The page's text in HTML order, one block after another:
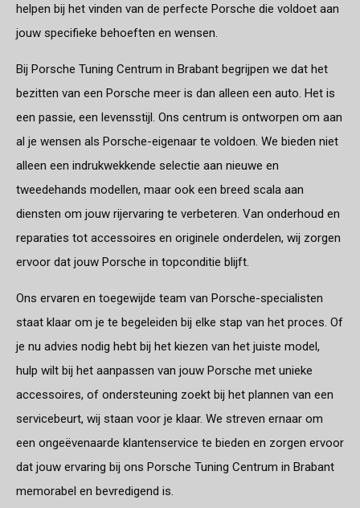
helpen bij het vinden van de perfecte Porsche die voldoet aan
jouw specifieke behoeften en wensen.
Bij Porsche Tuning Centrum in Brabant begrijpen we dat het
bezitten van een Porsche meer is dan alleen een auto. Het is
een passie, een levensstijl. Ons centrum is ontworpen om aan
al je wensen als Porsche-eigenaar te voldoen. We bieden niet
alleen een indrukwekkende selectie aan nieuwe en
tweedehands modellen, maar ook een breed scala aan
diensten om jouw rijervaring te verbeteren. Van onderhoud en
reparaties tot accessoires en originele onderdelen, wij zorgen
ervoor dat jouw Porsche in topconditie blijft.
Ons ervaren en toegewijde team van Porsche-specialisten
staat klaar om je te begeleiden bij elke stap van het proces. Of
je nu advies nodig hebt bij het kiezen van het juiste model,
hulp wilt bij het aanpassen van jouw Porsche met unieke
accessoires, of ondersteuning zoekt bij het plannen van een
servicebeurt, wij staan voor je klaar. We streven ernaar om
een ongeëvenaarde klantenservice te bieden en zorgen ervoor
dat jouw ervaring bij ons Porsche Tuning Centrum in Brabant
memorabel en bevredigend is.